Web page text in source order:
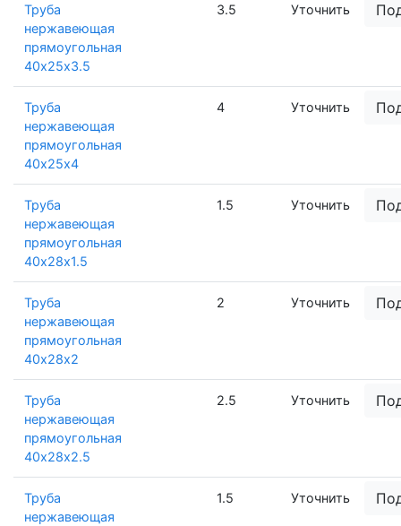
Труба
нержавеющая
прямоугольная
40х25х3.5
3.5 Уточнить
Труба
нержавеющая
прямоугольная
40х25х4
4 Уточнить
Труба
нержавеющая
прямоугольная
40х28х1.5
1.5 Уточнить
Труба
нержавеющая
прямоугольная
40х28х2
2 Уточнить
Труба
нержавеющая
прямоугольная
40х28х2.5
2.5 Уточнить
Труба
нержавеющая
1.5 Уточнить